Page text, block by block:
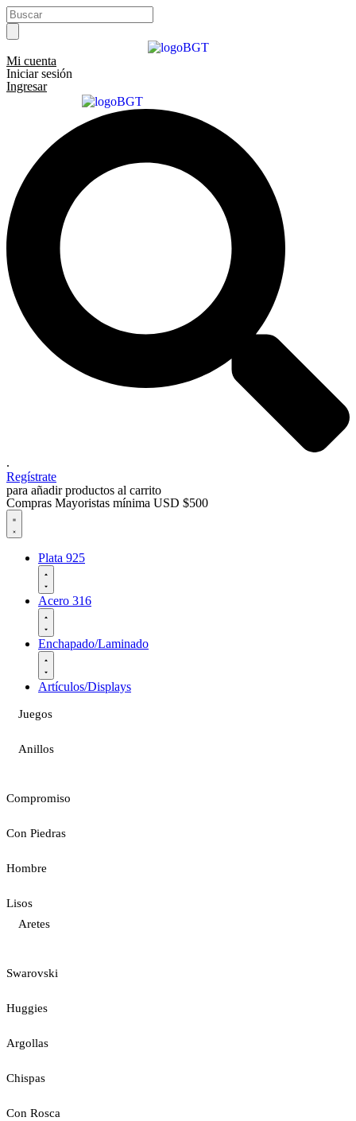
Ir
al
contenido
Search
...
Mi cuenta
Iniciar sesión
Ingresar
.
Regístrate
para añadir productos al carrito
Compras Mayoristas mínima USD $500
Plata 925
Acero 316
Enchapado/Laminado
Artículos/Displays
Juegos
Anillos
Compromiso
Con Piedras
Hombre
Lisos
Aretes
Swarovski
Huggies
Argollas
Chispas
Con Rosca